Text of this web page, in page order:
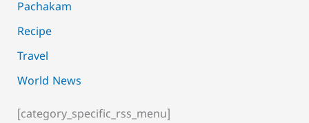
Pachakam
Recipe
Travel
World News
[category_specific_rss_menu]